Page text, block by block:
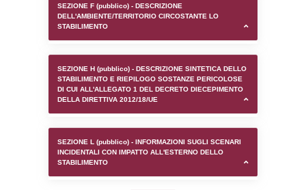
SEZIONE D (pubblico) - INFORMAZIONI
AUTORIZZAZIONI/CERTIFICAZIONI E
CONTROLLO A CUI è SOGGETTO LO
SEZIONE F (pubblico) - DESCRIZIONE